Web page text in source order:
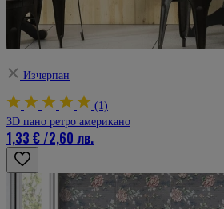
Изчерпан
(1)
3D пано ретро американо
1,33 €/2,60 лв.